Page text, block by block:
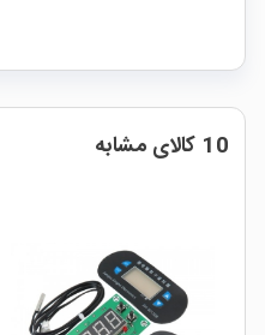
10 کالای مشابه